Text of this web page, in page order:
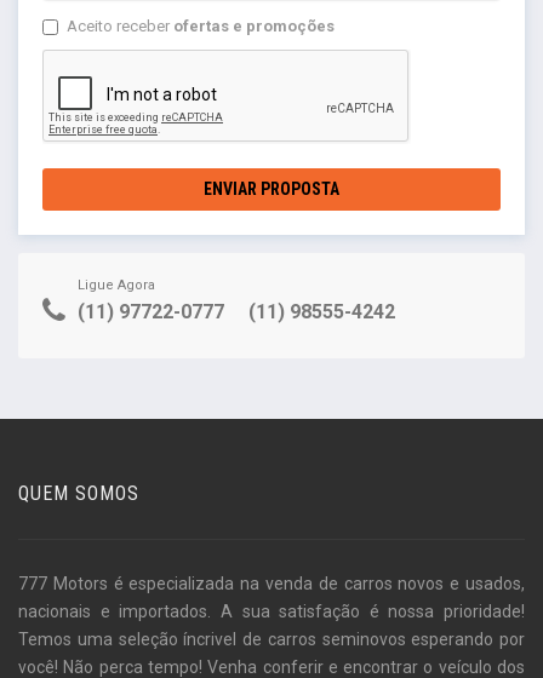
Aceito receber ofertas e promoções
ENVIAR PROPOSTA
Ligue Agora
(11) 97722-0777 (11) 98555-4242
QUEM SOMOS
777 Motors é especializada na venda de carros novos e usados,
nacionais e importados. A sua satisfação é nossa prioridade!
Temos uma seleção íncrivel de carros seminovos esperando por
você! Não perca tempo! Venha conferir e encontrar o veículo dos